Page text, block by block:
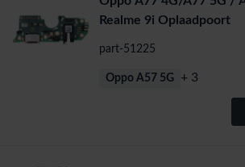
Realme 9i Oplaadpoort
part-51225
Oppo A57 5G + 3